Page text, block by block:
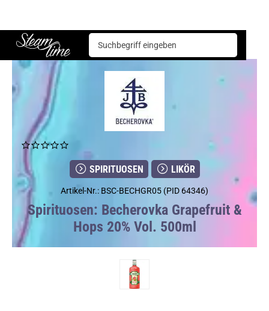
Steam time
Spirituosen Becherovka Grapefruit & Hops 20% Vol. 500ml
SPIRITUOSEN LIKÖR
Artikel-Nr.: BSC-BECHGR05 (PID 64346)
Spirituosen: Becherovka Grapefruit &
Hops 20% Vol. 500ml